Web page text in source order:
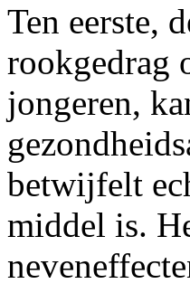
Ten eerste,
rookgedrag
jongeren,
betwijfelt
middel is.